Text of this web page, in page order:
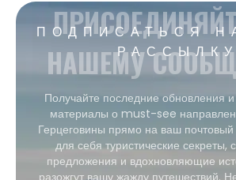
ПОДПИСАТЬСЯ
РАССЫЛКУ
НАШЕМУ
Получайте последние обновления
материалы о must-see
Герцеговины прямо на ваш
для себя туристические секреты,
предложения и вдохновляющие
разожгут вашу жажду путешествий.